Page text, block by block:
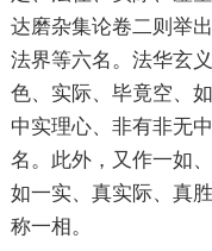
达磨杂集论卷二则举
法界等六名。法华玄
色、实际、毕竟空、如
中实理心、非有非无
名。此外，又作一如
如一实、真实际、真
称一相。